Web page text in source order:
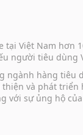
Việt Nam hơn
người tiêu dùng
hàng
và phát
với sự ủng hộ